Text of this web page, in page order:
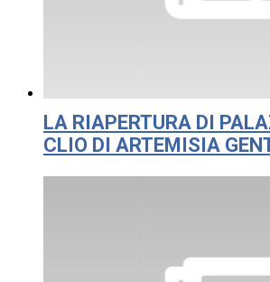
LA RIAPERTURA DI
CLIO DI ARTEMISIA